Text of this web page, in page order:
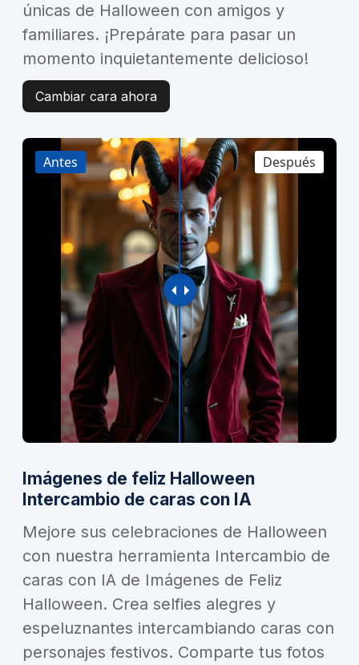
únicas de Halloween con amigos y
familiares. ¡Prepárate para pasar un
momento inquietantemente delicioso!
Cambiar cara ahora
Después
Antes
Imágenes de feliz Halloween
Intercambio de caras con IA
Mejore sus celebraciones de Halloween
con nuestra herramienta Intercambio de
caras con IA de Imágenes de Feliz
Halloween. Crea selfies alegres y
espeluznantes intercambiando caras con
personajes festivos. Comparte tus fotos